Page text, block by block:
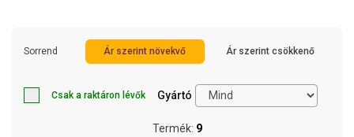
Sorrend Ár szerint növekvő Ár szerint csökkenő
Csak a raktáron lévők Gyártó
Termék: 9